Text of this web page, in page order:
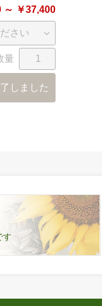
～ ￥37,400
量
しました
す